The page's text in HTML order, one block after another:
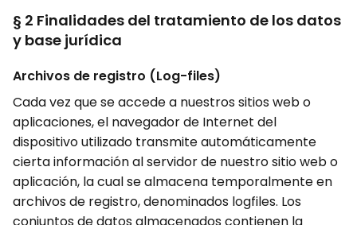
§ 2 Finalidades del tratamiento de los datos
y base jurídica
Archivos de registro (Log-files)
Cada vez que se accede a nuestros sitios web o
aplicaciones, el navegador de Internet del
dispositivo utilizado transmite automáticamente
cierta información al servidor de nuestro sitio web o
aplicación, la cual se almacena temporalmente en
archivos de registro, denominados logfiles. Los
conjuntos de datos almacenados contienen la